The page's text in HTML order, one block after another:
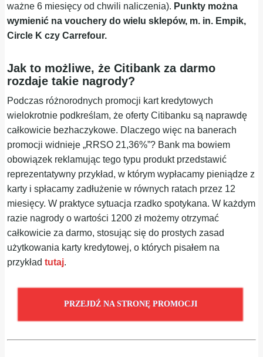
ważne 6 miesięcy od chwili naliczenia). Punkty można
wymienić na vouchery do wielu sklepów, m. in. Empik,
Circle K czy Carrefour.
Jak to możliwe, że Citibank za darmo
rozdaje takie nagrody?
Podczas różnorodnych promocji kart kredytowych
wielokrotnie podkreślam, że oferty Citibanku są naprawdę
całkowicie bezhaczykowe. Dlaczego więc na banerach
promocji widnieje „RRSO 21,36%”? Bank ma bowiem
obowiązek reklamując tego typu produkt przedstawić
reprezentatywny przykład, w którym wypłacamy pieniądze z
karty i spłacamy zadłużenie w równych ratach przez 12
miesięcy. W praktyce sytuacja rzadko spotykana. W każdym
razie nagrody o wartości 1200 zł możemy otrzymać
całkowicie za darmo, stosując się do prostych zasad
użytkowania karty kredytowej, o których pisałem na
przykładtutaj.
PRZEJDŹ NA STRONĘ PROMOCJI